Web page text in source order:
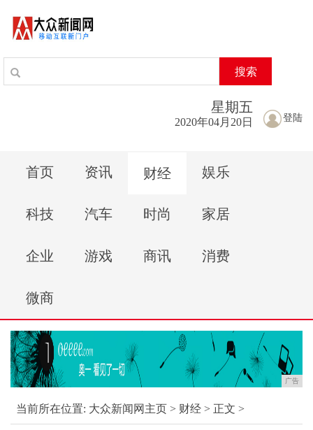
搜索
登陆
星期五
2020年04月20日
首页 资讯 财经 娱乐
科技 汽车 时尚 家居
企业 游戏 商讯 消费
微商
广告
当前所在位置: 大众新闻网主页 > 财经 > 正文 >